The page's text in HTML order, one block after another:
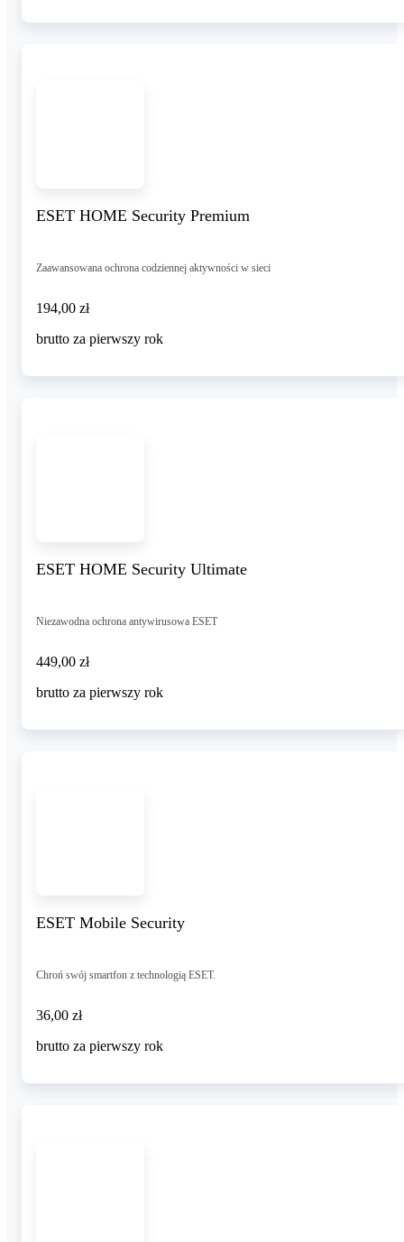
ESET HOME Security Premium
Zaawansowana ochrona codziennej aktywności w sieci
194,00 zł
194,00 zł
brutto za pierwszy rok
ESET HOME Security Ultimate
Niezawodna ochrona antywirusowa ESET
449,00 zł
449,00 zł
brutto za pierwszy rok
ESET Mobile Security
Chroń swój smartfon z technologią ESET.
36,00 zł
36,00 zł
brutto za pierwszy rok